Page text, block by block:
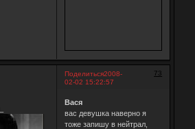
Поделиться 73
2008-
02-02 15:22:57
Вася
вас девушка наверно я
тоже запишу в нейтрал,